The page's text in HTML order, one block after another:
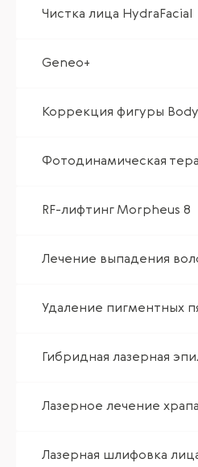
Чистка лица HydraFacial
Geneo+
Коррекция фигуры
Фотодинамическая
RF-лифтинг Morpheus 8
Лечение выпадения
Удаление пигментных
Гибридная лазерная
Лазерное лечение храпа
Лазерная шлифовка